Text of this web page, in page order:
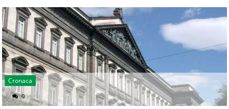
Cronaca
0